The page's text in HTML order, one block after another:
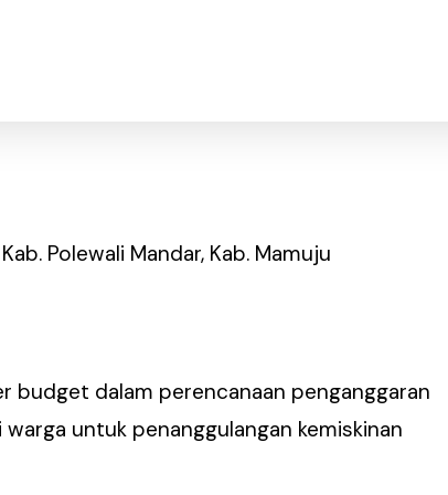
Polewali Mandar, Kab. Mamuju
budget dalam perencanaan penganggaran
untuk penanggulangan kemiskinan